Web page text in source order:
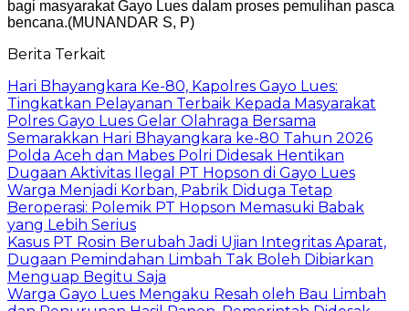
bagi masyarakat Gayo Lues dalam proses pemulihan pasca
bencana.(MUNANDAR S, P)
Berita Terkait
Hari Bhayangkara Ke-80, Kapolres Gayo Lues:
Tingkatkan Pelayanan Terbaik Kepada Masyarakat
Polres Gayo Lues Gelar Olahraga Bersama
Semarakkan Hari Bhayangkara ke-80 Tahun 2026
Polda Aceh dan Mabes Polri Didesak Hentikan
Dugaan Aktivitas Ilegal PT Hopson di Gayo Lues
Warga Menjadi Korban, Pabrik Diduga Tetap
Beroperasi: Polemik PT Hopson Memasuki Babak
yang Lebih Serius
Kasus PT Rosin Berubah Jadi Ujian Integritas Aparat,
Dugaan Pemindahan Limbah Tak Boleh Dibiarkan
Menguap Begitu Saja
Warga Gayo Lues Mengaku Resah oleh Bau Limbah